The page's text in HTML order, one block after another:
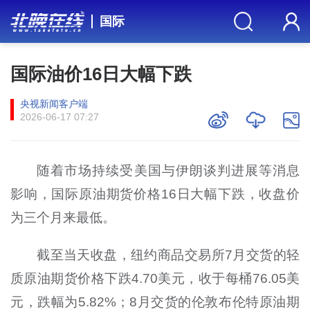
国际
国际油价16日大幅下跌
央视新闻客户端
2026-06-17 07:27
随着市场持续受美国与伊朗谈判进展等消息
影响，国际原油期货价格16日大幅下跌，收盘价
为三个月来最低。
截至当天收盘，纽约商品交易所7月交货的轻
质原油期货价格下跌4.70美元，收于每桶76.05美
元，跌幅为5.82%；8月交货的伦敦布伦特原油期